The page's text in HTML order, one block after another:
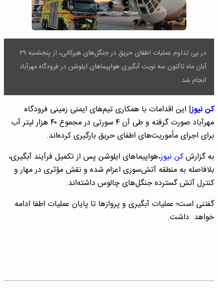
در پی تداوم عملیات اطفای حریق در جنگل‌های هیرکانی، از پنجشنبه ‌۲۹
آبان ماه تاکنون سه نوبت آبگیری هواپیماهای ایلوشن در فرودگاه مهرآباد
انجام شد.
کن نیوز| این اقدامات با همکاری تیم‌های ایمنی زمینی فرودگاه
مهرآباد صورت گرفته و طی آن ۴ سورتی در مجموع ۴۰ هزار لیتر آب
برای اجرای مأموریت‌های اطفای حریق بارگیری کرده‌اند.
‌به گزارشکن نیوز،هواپیماهای ایلوشن پس از تکمیل فرآیند آبگیری،
بلافاصله به منطقه آتش‌سوزی اعزام شده و نقش مؤثری در مهار و
کنترل آتش گسترده جنگل‌های چالوس داشته‌اند.
‌گفتنی است؛ عملیات آبگیری و پروازها تا پایان عملیات اطفا ادامه
خواهد داشت.